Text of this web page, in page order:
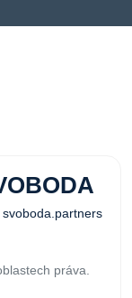
svoboda.partners
práva.